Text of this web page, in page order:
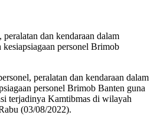
peralatan dan kendaraan dalam
personel Brimob
peralatan dan kendaraan dalam
personel Brimob Banten guna
terjadinya Kamtibmas di wilayah
(03/08/2022).